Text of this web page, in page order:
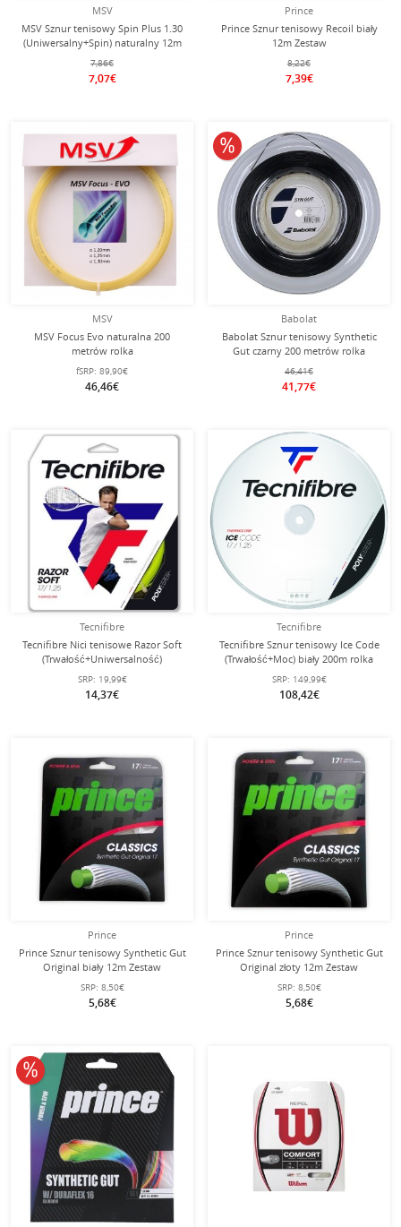
MSV
MSV Sznur tenisowy Spin Plus 1.30
(Uniwersalny+Spin) naturalny 12m
Zestaw
7,86€
7,07€
Prince
Prince Sznur tenisowy Recoil biały
12m Zestaw
8,22€
7,39€
MSV
MSV Focus Evo naturalna 200
metrów rolka
fSRP: 89,90€
46,46€
Babolat
Babolat Sznur tenisowy Synthetic
Gut czarny 200 metrów rolka
46,41€
41,77€
10% obniżone
Tecnifibre
Tecnifibre Nici tenisowe Razor Soft
(Trwałość+Uniwersalność)
limonkowy 12m Zestaw
SRP: 19,99€
14,37€
Tecnifibre
Tecnifibre Sznur tenisowy Ice Code
(Trwałość+Moc) biały 200m rolka
SRP: 149,99€
108,42€
Prince
Prince Sznur tenisowy Synthetic Gut
Original biały 12m Zestaw
SRP: 8,50€
5,68€
Prince
Prince Sznur tenisowy Synthetic Gut
Original złoty 12m Zestaw
SRP: 8,50€
5,68€
10% obniżone